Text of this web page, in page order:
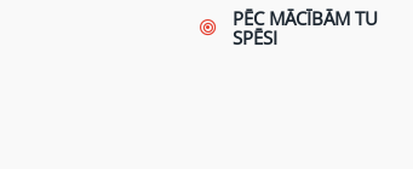
PĒC MĀCĪBĀM TU
SPĒSI